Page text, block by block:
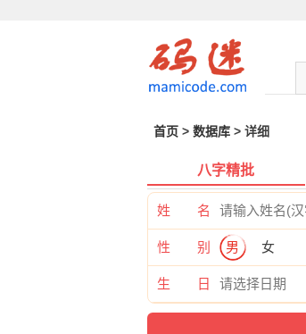
首页 > 数据库 > 详细
八字精批
姓 名
性 别 男 女
生 日